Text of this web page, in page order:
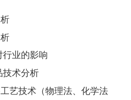
业的影响
技术分析
艺技术（物理法、化学法